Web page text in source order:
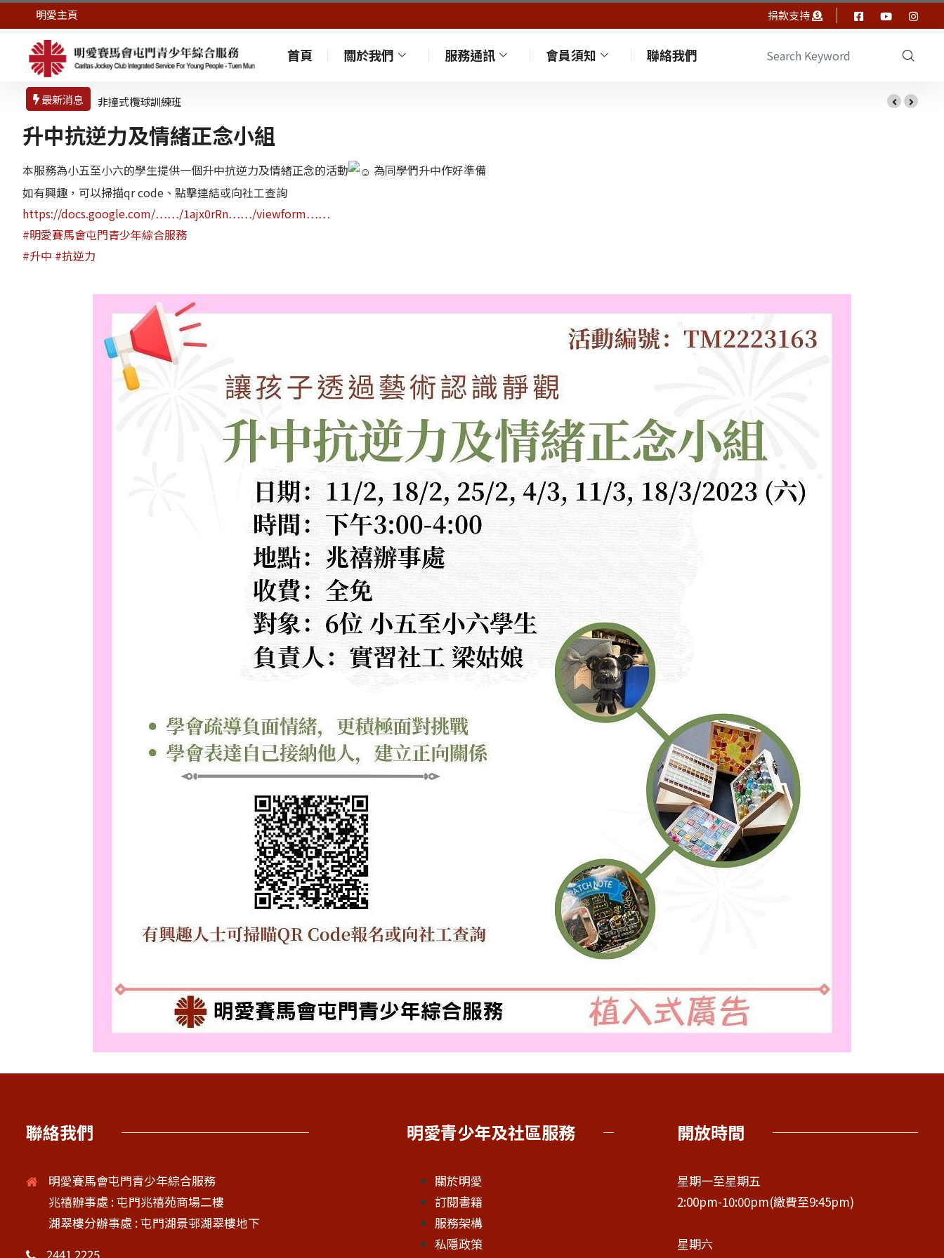
明愛主頁 捐款支持
首頁 關於我們 服務通訊 會員須知 聯絡我們
最新消息 非撞式欖球訓練班
升中抗逆力及情緒正念小組
本服務為小五至小六的學生提供一個升中抗逆力及情緒正念的活動
為同學們升中作好準備
如有興趣，可以掃描qr code、點擊連結或向社工查詢
https://docs.google.com/……/1ajx0rRn……/viewform……
#明愛賽馬會屯門青少年綜合服務
#升中 #抗逆力
聯絡我們
明愛賽馬會屯門青少年綜合服務
兆禧辦事處 : 屯門兆禧苑商場二樓
湖翠樓分辦事處 : 屯門湖景邨湖翠樓地下
2441 2225
明愛青少年及社區服務
關於明愛
訂閱書籍
服務架構
私隱政策
開放時間
星期一至星期五
2:00pm-10:00pm(繳費至9:45pm)
星期六